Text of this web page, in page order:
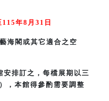
115年8月31日
海閣或其它適合之空
安排訂之，每檔展期以三
，本館得參酌需要調整